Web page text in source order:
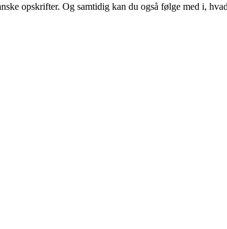
opskrifter. Og samtidig kan du også følge med i,